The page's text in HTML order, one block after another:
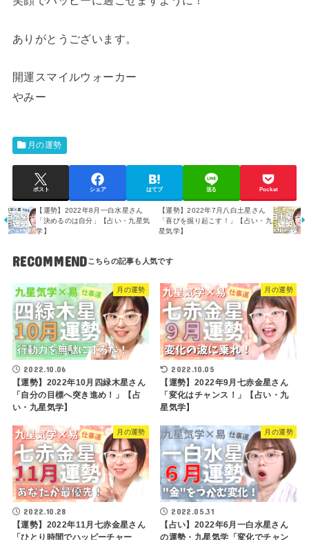
ありがとうございます。
開運スマイルウォーカー
やみー
月の運勢
ポスト シェア はてブ 送る Pocket
【運勢】2022年8月一白水星さん
「決めるのは自分」【占い・九星気
学】
【運勢】2022年7月八白土星さん
「喜びを掘り起こす！」【占い・九
星気学】
RECOMMEND
月の運勢
2022.10.06
【運勢】2022年10月四緑木星さん
「自分の目標へ突き進め！」【占
い・九星気学】
月の運勢
2022.10.05
【運勢】2022年9月七赤金星さん
「変化はチャンス！」【占い・九
星気学】
月の運勢
2022.10.28
【運勢】2022年11月七赤金星さん
「ひとり時間でハッピーチャー
月の運勢
2022.05.31
【占い】2022年6月一白水星さん
の運勢・九星気学「変化でチャン